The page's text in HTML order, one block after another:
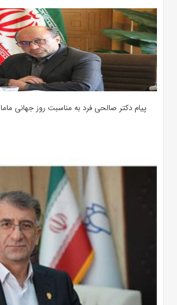
پیام دکتر صالحی فرد به مناسبت روز جهانی ماما